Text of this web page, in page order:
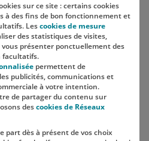
sur ce site : certains cookies
à des fins de bon fonctionnement et
Lescookies de mesure
des statistiques de visites,
présenter ponctuellement des
facultatifs.
permettent de
publicités, communications et
à votre intention.
de partager du contenu sur
descookies de Réseaux
part dès à présent de vos choix